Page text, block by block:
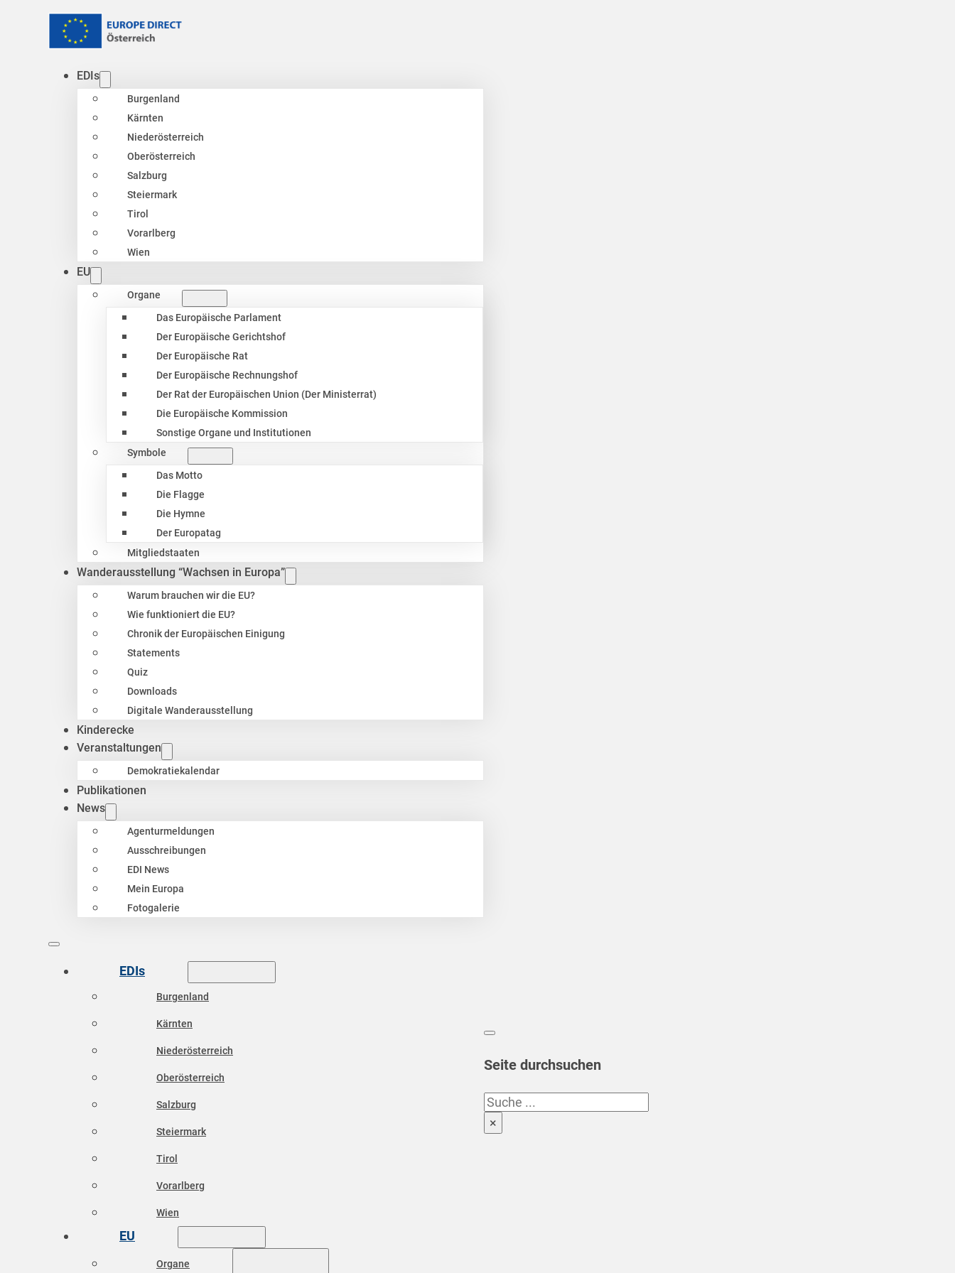
EDIs
Burgenland
Kärnten
Niederösterreich
Oberösterreich
Salzburg
Steiermark
Tirol
Vorarlberg
Wien
EU
Organe
Das Europäische Parlament
Der Europäische Gerichtshof
Der Europäische Rat
Der Europäische Rechnungshof
Der Rat der Europäischen Union (Der Ministerrat)
Die Europäische Kommission
Sonstige Organe und Institutionen
Symbole
Das Motto
Die Flagge
Die Hymne
Der Europatag
Mitgliedstaaten
Wanderausstellung “Wachsen in Europa”
Warum brauchen wir die EU?
Wie funktioniert die EU?
Chronik der Europäischen Einigung
Statements
Quiz
Downloads
Digitale Wanderausstellung
Kinderecke
Veranstaltungen
Demokratiekalendar
Publikationen
News
Agenturmeldungen
Ausschreibungen
EDI News
Mein Europa
Fotogalerie
EDIs
Burgenland
Kärnten
Niederösterreich
Oberösterreich
Salzburg
Steiermark
Tirol
Vorarlberg
Wien
EU
Organe
Seite durchsuchen
Suchen
×